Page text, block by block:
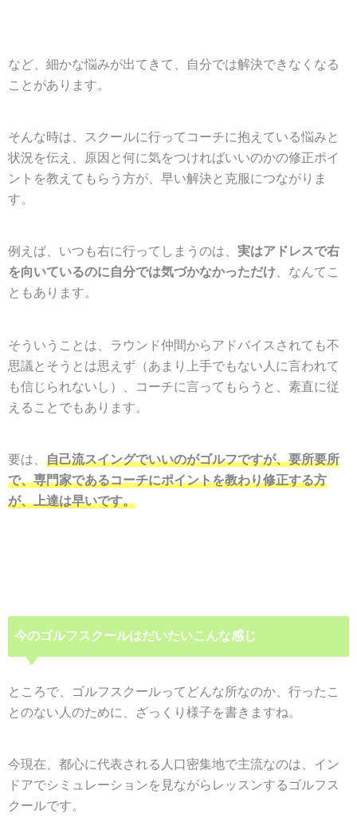
など、細かな悩みが出てきて、自分では解決できなくなる
ことがあります。
そんな時は、スクールに行ってコーチに抱えている悩みと
状況を伝え、原因と何に気をつければいいのかの修正ポイ
ントを教えてもらう方が、早い解決と克服につながりま
す。
例えば、いつも右に行ってしまうのは、 実はアドレスで右
を向いているのに自分では気づかなかっただけ、なんてこ
ともあります。
そういうことは、ラウンド仲間からアドバイスされても不
思議とそうとは思えず（あまり上手でもない人に言われて
も信じられないし）、コーチに言ってもらうと、素直に従
えることでもあります。
要は、 自己流スイングでいいのがゴルフですが、要所要所
で、専門家であるコーチにポイントを教わり修正する方
が、上達は早いです。
今のゴルフスクールはだいたいこんな感じ
ところで、ゴルフスクールってどんな所なのか、行ったこ
とのない人のために、ざっくり様子を書きますね。
今現在、都心に代表される人口密集地で主流なのは、イン
ドアでシミュレーションを見ながらレッスンするゴルフス
クールです。